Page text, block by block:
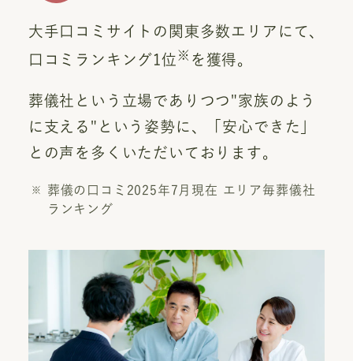
大手口コミサイトの関東多数エリアにて、
口コミランキング1位 ※ を獲得。
葬儀社という立場でありつつ"家族のよう
に支える"という姿勢に、「安心できた」
との声を多くいただいております。
葬儀の口コミ2025年7月現在 エリア毎葬儀社
ランキング